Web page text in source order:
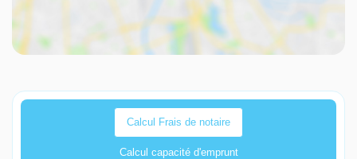
Calcul Frais de notaire
Calcul capacité d'emprunt